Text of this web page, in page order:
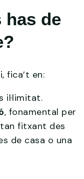
has de
fica’t en:
il·limitat.
, fonamental per
fitxant des
de casa o una